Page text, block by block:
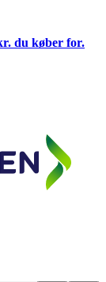
du køber for.